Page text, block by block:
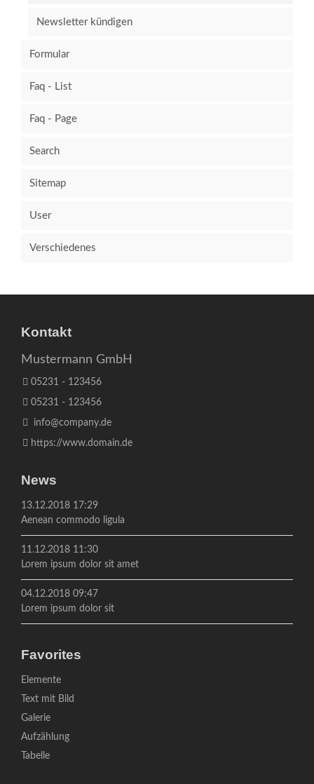
Newsletter kündigen
Formular
Faq - List
Faq - Page
Search
Sitemap
User
Verschiedenes
Kontakt
Mustermann GmbH
05231 - 123456
05231 - 123456
info@company.de
https://www.domain.de
News
13.12.2018 17:29
Aenean commodo ligula
11.12.2018 11:30
Lorem ipsum dolor sit amet
04.12.2018 09:47
Lorem ipsum dolor sit
Favorites
Navigation
überspringen
Elemente
Text mit Bild
Galerie
Aufzählung
Tabelle